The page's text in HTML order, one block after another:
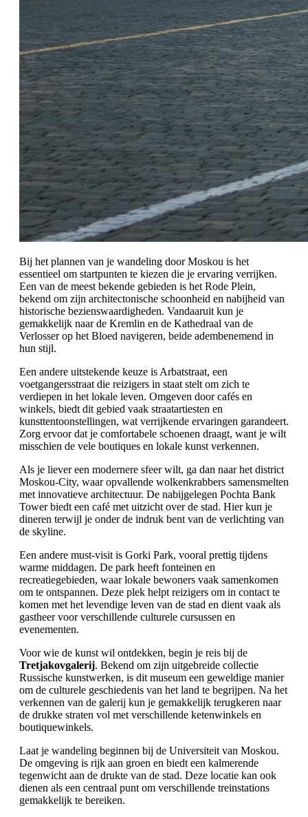
Bij het plannen van je wandeling door Moskou is het
essentieel om startpunten te kiezen die je ervaring verrijken.
Een van de meest bekende gebieden is het Rode Plein,
bekend om zijn architectonische schoonheid en nabijheid van
historische bezienswaardigheden. Vandaaruit kun je
gemakkelijk naar de Kremlin en de Kathedraal van de
Verlosser op het Bloed navigeren, beide adembenemend in
hun stijl.
Een andere uitstekende keuze is Arbatstraat, een
voetgangersstraat die reizigers in staat stelt om zich te
verdiepen in het lokale leven. Omgeven door cafés en
winkels, biedt dit gebied vaak straatartiesten en
kunsttentoonstellingen, wat verrijkende ervaringen garandeert.
Zorg ervoor dat je comfortabele schoenen draagt, want je wilt
misschien de vele boutiques en lokale kunst verkennen.
Als je liever een modernere sfeer wilt, ga dan naar het district
Moskou-City, waar opvallende wolkenkrabbers samensmelten
met innovatieve architectuur. De nabijgelegen Pochta Bank
Tower biedt een café met uitzicht over de stad. Hier kun je
dineren terwijl je onder de indruk bent van de verlichting van
de skyline.
Een andere must-visit is Gorki Park, vooral prettig tijdens
warme middagen. De park heeft fonteinen en
recreatiegebieden, waar lokale bewoners vaak samenkomen
om te ontspannen. Deze plek helpt reizigers om in contact te
komen met het levendige leven van de stad en dient vaak als
gastheer voor verschillende culturele cursussen en
evenementen.
Voor wie de kunst wil ontdekken, begin je reis bij de
Tretjakovgalerij. Bekend om zijn uitgebreide collectie
Russische kunstwerken, is dit museum een geweldige manier
om de culturele geschiedenis van het land te begrijpen. Na het
verkennen van de galerij kun je gemakkelijk terugkeren naar
de drukke straten vol met verschillende ketenwinkels en
boutiquewinkels.
Laat je wandeling beginnen bij de Universiteit van Moskou.
De omgeving is rijk aan groen en biedt een kalmerende
tegenwicht aan de drukte van de stad. Deze locatie kan ook
dienen als een centraal punt om verschillende treinstations
gemakkelijk te bereiken.